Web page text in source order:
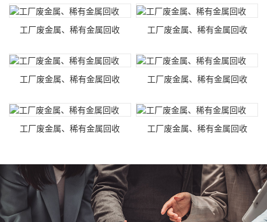
工厂废金属、稀有金属回收 工厂废金属、稀有金属回收
工厂废金属、稀有金属回收 工厂废金属、稀有金属回收
工厂废金属、稀有金属回收 工厂废金属、稀有金属回收